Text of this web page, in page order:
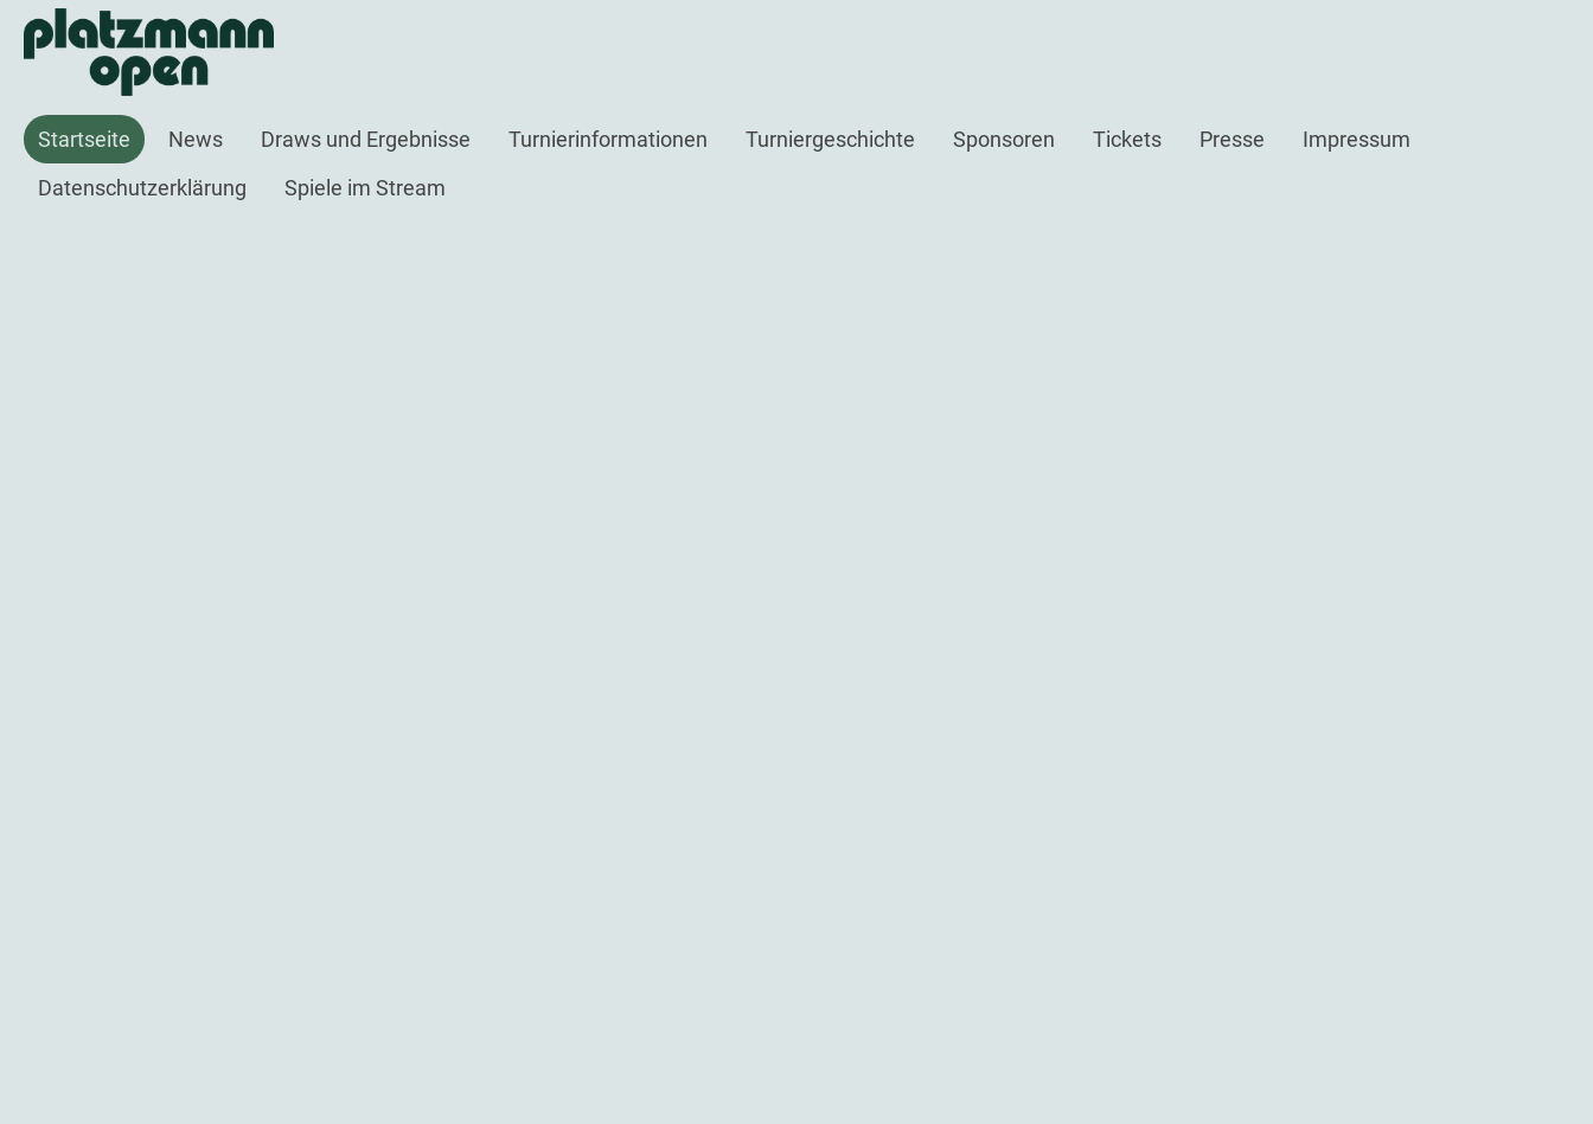
Startseite News Draws und Ergebnisse Turnierinformationen Turniergeschichte Sponsoren Tickets Presse
Impressum
Datenschutzerklärung
Spiele im Stream